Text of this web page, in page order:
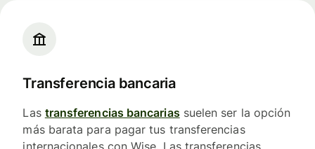
Transferencia bancaria
Las transferencias bancariassuelen ser la opción
más barata para pagar tus transferencias
internacionales con Wise. Las transferencias